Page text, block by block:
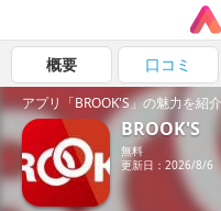
概要 口コミ
アプリ「BROOK'S」の魅力を紹介
BROOK'S
無料
更新日：2026/8/6